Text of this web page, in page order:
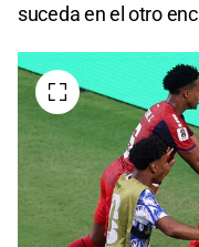
suceda en el otro